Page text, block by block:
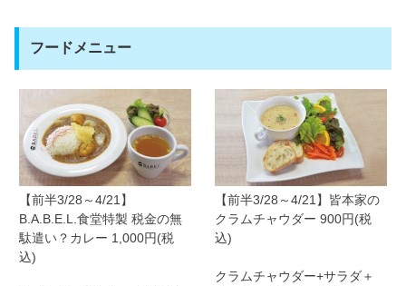
フードメニュー
【前半3/28～4/21】
B.A.B.E.L.食堂特製 税金の無
駄遣い？カレー 1,000円(税
込)
【前半3/28～4/21】皆本家の
クラムチャウダー 900円(税
込)
クラムチャウダー+サラダ＋